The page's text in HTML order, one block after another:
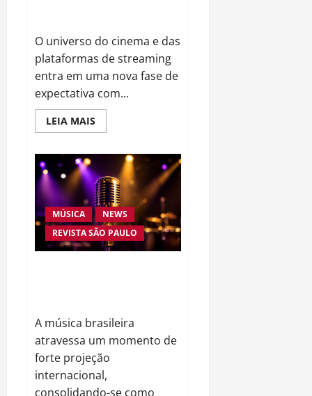
O universo do cinema e das
plataformas de streaming
entra em uma nova fase de
expectativa com...
LEIA MAISRead
more
Streaming
Aquecem
o
Público
com
Grandes
Estreias
e
Retornos
MÚSICA
NEWS
REVISTA SÃO PAULO
A música brasileira
atravessa um momento de
forte projeção
internacional,
consolidando-se como